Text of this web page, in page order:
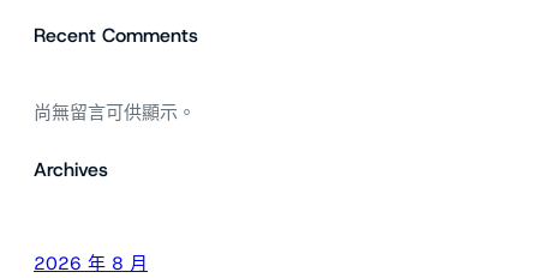
Recent Comments
尚無留言可供顯示。
Archives
2026 年 8 月